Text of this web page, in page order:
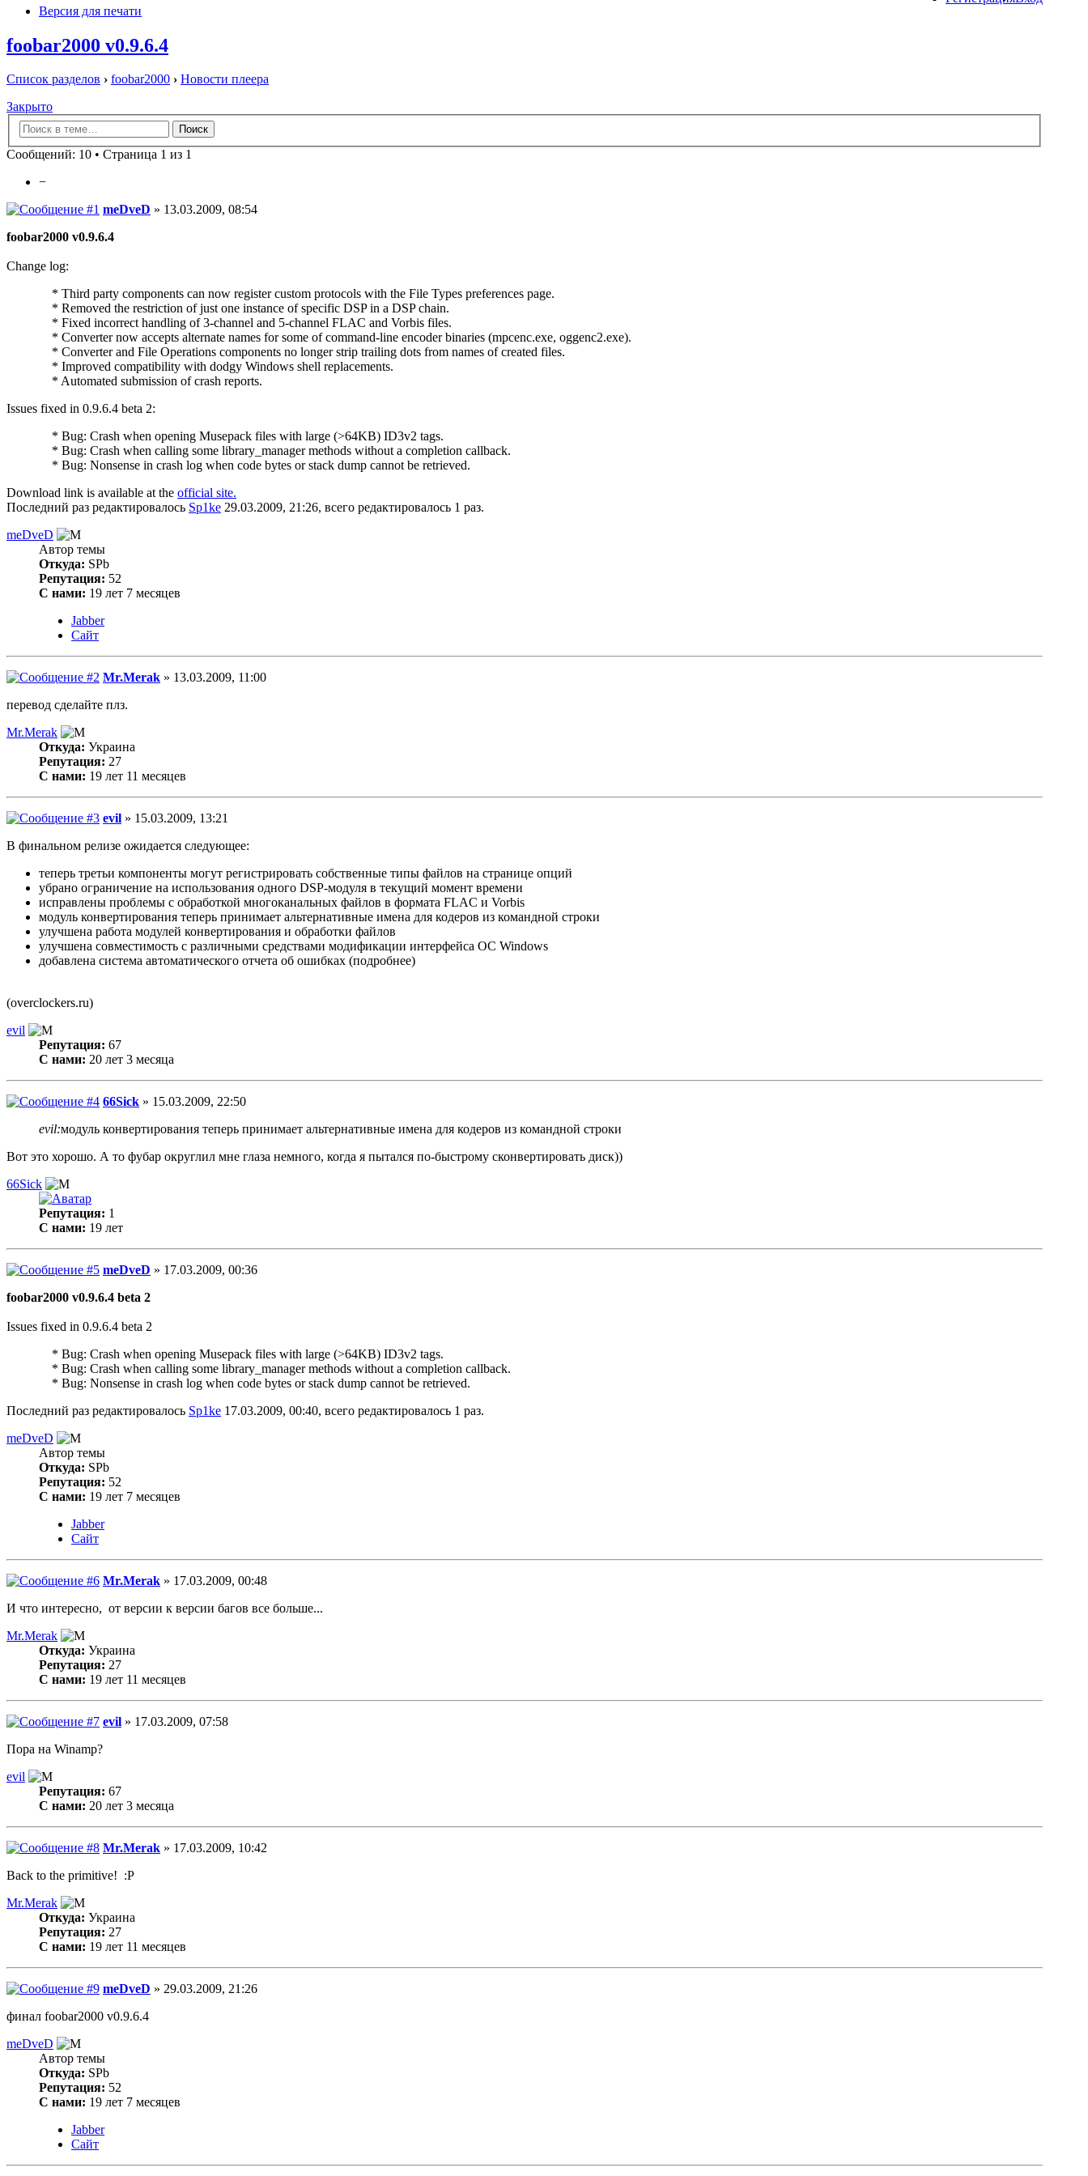
Версия для печати
foobar2000 v0.9.6.4
Список разделов › foobar2000 › Новости плеера
Закрыто
Сообщений: 10 • Страница 1 из 1
−
meDveD » 13.03.2009, 08:54
foobar2000 v0.9.6.4
Change log:
* Third party components can now register custom protocols with the File Types preferences page.
* Removed the restriction of just one instance of specific DSP in a DSP chain.
* Fixed incorrect handling of 3-channel and 5-channel FLAC and Vorbis files.
* Converter now accepts alternate names for some of command-line encoder binaries (mpcenc.exe, oggenc2.exe).
* Converter and File Operations components no longer strip trailing dots from names of created files.
* Improved compatibility with dodgy Windows shell replacements.
* Automated submission of crash reports.
Issues fixed in 0.9.6.4 beta 2:
* Bug: Crash when opening Musepack files with large (>64KB) ID3v2 tags.
* Bug: Crash when calling some library_manager methods without a completion callback.
* Bug: Nonsense in crash log when code bytes or stack dump cannot be retrieved.
Download link is available at the official site.
Последний раз редактировалось Sp1ke 29.03.2009, 21:26, всего редактировалось 1 раз.
meDveD
Автор темы
Откуда: SPb
Репутация: 52
С нами: 19 лет 7 месяцев
Jabber
Сайт
Mr.Merak » 13.03.2009, 11:00
перевод сделайте плз.
Mr.Merak
Откуда: Украина
Репутация: 27
С нами: 19 лет 11 месяцев
evil » 15.03.2009, 13:21
В финальном релизе ожидается следующее:
теперь третьи компоненты могут регистрировать собственные типы файлов на странице опций
убрано ограничение на использования одного DSP-модуля в текущий момент времени
исправлены проблемы с обработкой многоканальных файлов в формата FLAC и Vorbis
модуль конвертирования теперь принимает альтернативные имена для кодеров из командной строки
улучшена работа модулей конвертирования и обработки файлов
улучшена совместимость с различными средствами модификации интерфейса ОС Windows
добавлена система автоматического отчета об ошибках (подробнее)
(overclockers.ru)
evil
Репутация: 67
С нами: 20 лет 3 месяца
66Sick » 15.03.2009, 22:50
evil:модуль конвертирования теперь принимает альтернативные имена для кодеров из командной строки
Вот это хорошо. А то фубар округлил мне глаза немного, когда я пытался по-быстрому сконвертировать диск))
66Sick
Репутация: 1
С нами: 19 лет
meDveD » 17.03.2009, 00:36
foobar2000 v0.9.6.4 beta 2
Issues fixed in 0.9.6.4 beta 2
* Bug: Crash when opening Musepack files with large (>64KB) ID3v2 tags.
* Bug: Crash when calling some library_manager methods without a completion callback.
* Bug: Nonsense in crash log when code bytes or stack dump cannot be retrieved.
Последний раз редактировалось Sp1ke 17.03.2009, 00:40, всего редактировалось 1 раз.
meDveD
Автор темы
Откуда: SPb
Репутация: 52
С нами: 19 лет 7 месяцев
Jabber
Сайт
Mr.Merak » 17.03.2009, 00:48
И что интересно, от версии к версии багов все больше...
Mr.Merak
Откуда: Украина
Репутация: 27
С нами: 19 лет 11 месяцев
evil » 17.03.2009, 07:58
Пора на Winamp?
evil
Репутация: 67
С нами: 20 лет 3 месяца
Mr.Merak » 17.03.2009, 10:42
Back to the primitive! :P
Mr.Merak
Откуда: Украина
Репутация: 27
С нами: 19 лет 11 месяцев
meDveD » 29.03.2009, 21:26
финал foobar2000 v0.9.6.4
meDveD
Автор темы
Откуда: SPb
Репутация: 52
С нами: 19 лет 7 месяцев
Jabber
Сайт